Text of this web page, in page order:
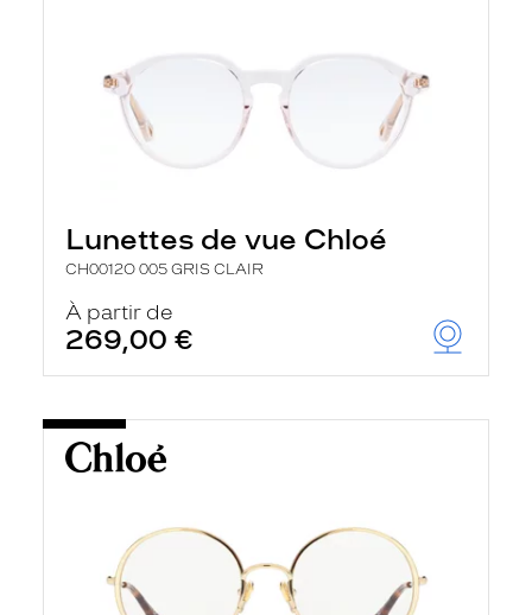
Lunettes de vue Chloé
CH0012O 005 GRIS CLAIR
À partir de
269,00 €